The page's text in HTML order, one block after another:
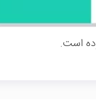
است.